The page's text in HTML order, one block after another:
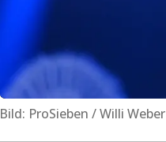
Bild: ProSieben / Willi Weber